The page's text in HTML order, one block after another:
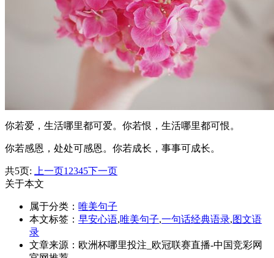
你若爱，生活哪里都可爱。你若恨，生活哪里都可恨。
你若感恩，处处可感恩。你若成长，事事可成长。
共5页: 上一页1 2345下一页
关于本文
属于分类： 唯美句子
本文标签： 早安心语,唯美句子,一句话经典语录,图文语
录
文章来源：欧洲杯哪里投注_欧冠联赛直播-中国竞彩网